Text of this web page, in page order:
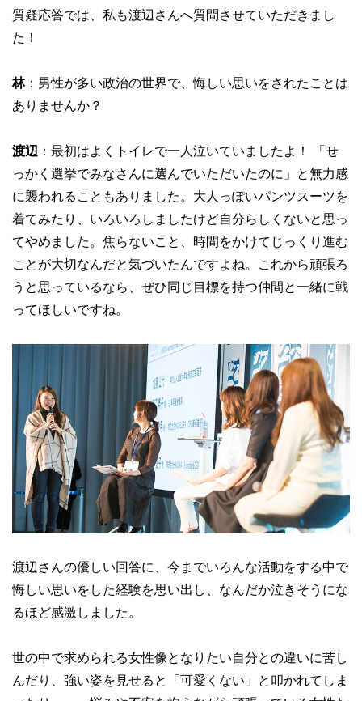
質疑応答では、私も渡辺さんへ質問させていただきまし
た！
林：男性が多い政治の世界で、悔しい思いをされたことは
ありませんか？
渡辺 ：最初はよくトイレで一人泣いていましたよ！ 「せ
っかく選挙でみなさんに選んでいただいたのに」と無力感
に襲われることもありました。大人っぽいパンツスーツを
着てみたり、いろいろしましたけど自分らしくないと思っ
てやめました。焦らないこと、時間をかけてじっくり進む
ことが大切なんだと気づいたんですよね。これから頑張ろ
うと思っているなら、ぜひ同じ目標を持つ仲間と一緒に戦
ってほしいですね。
渡辺さんの優しい回答に、今までいろんな活動をする中で
悔しい思いをした経験を思い出し、なんだか泣きそうにな
るほど感激しました。
世の中で求められる女性像となりたい自分との違いに苦し
んだり、強い姿を見せると「可愛くない」と叩かれてしま